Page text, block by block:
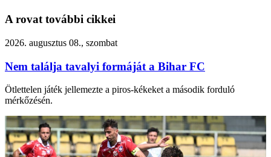
A rovat további cikkei
2026. augusztus 08., szombat
Nem találja tavalyi formáját a Bihar FC
Ötlettelen játék jellemezte a piros-kékeket a második forduló
mérkőzésén.